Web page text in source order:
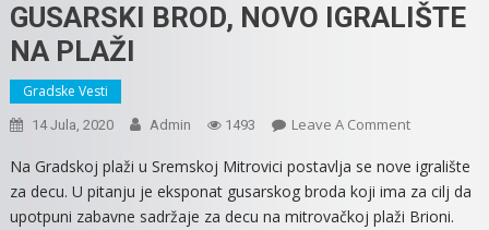
GUSARSKI BROD, NOVO IGRALIŠTE
NA PLAŽI
Gradske Vesti
14 Jula, 2020 Admin 1493 Leave A CommentOn
BROD,
NOVO
IGRALIŠTE
Na Gradskoj plaži u Sremskoj Mitrovici postavlja se nove igralište
za decu. U pitanju je eksponat gusarskog broda koji ima za cilj da
upotpuni zabavne sadržaje za decu na mitrovačkoj plaži Brioni.